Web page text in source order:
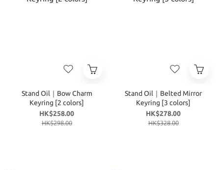
Stand Oil｜Bow Charm
Keyring [2 colors]
HK$258.00
HK$298.00
Stand Oil｜Belted Mirror
Keyring [3 colors]
HK$278.00
HK$328.00